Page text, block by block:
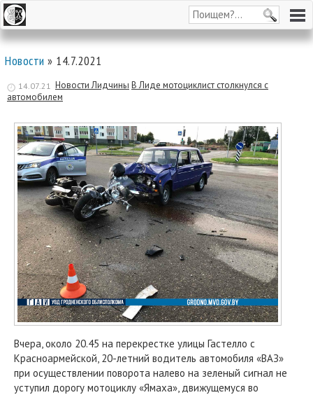
Новости » 14.7.2021
14.07.21 Новости Лидчины В Лиде мотоциклист столкнулся с
автомобилем
Вчера, около 20.45 на перекрестке улицы Гастелло с
Красноармейской, 20-летний водитель автомобиля «ВАЗ»
при осуществлении поворота налево на зеленый сигнал не
уступил дорогу мотоциклу «Ямаха», движущемуся во